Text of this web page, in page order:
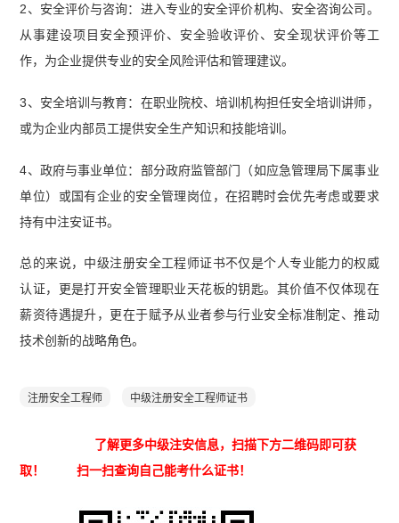
2、安全评价与咨询：进入专业的安全评价机构、安全咨询公司。
从事建设项目安全预评价、安全验收评价、安全现状评价等工
作，为企业提供专业的安全风险评估和管理建议。
3、安全培训与教育：在职业院校、培训机构担任安全培训讲师，
或为企业内部员工提供安全生产知识和技能培训。
4、政府与事业单位：部分政府监管部门（如应急管理局下属事业
单位）或国有企业的安全管理岗位，在招聘时会优先考虑或要求
持有中注安证书。
总的来说，中级注册安全工程师证书不仅是个人专业能力的权威
认证，更是打开安全管理职业天花板的钥匙。其价值不仅体现在
薪资待遇提升，更在于赋予从业者参与行业安全标准制定、推动
技术创新的战略角色。
注册安全工程师 中级注册安全工程师证书
了解更多中级注安信息，扫描下方二维码即可获
取！ 扫一扫查询自己能考什么证书！